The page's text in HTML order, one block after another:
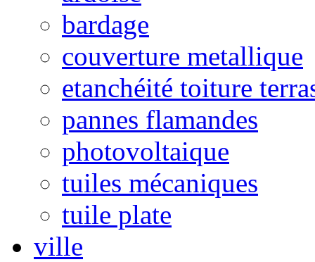
bardage
couverture metallique
etanchéité toiture
pannes flamandes
photovoltaique
tuiles mécaniques
tuile plate
ville